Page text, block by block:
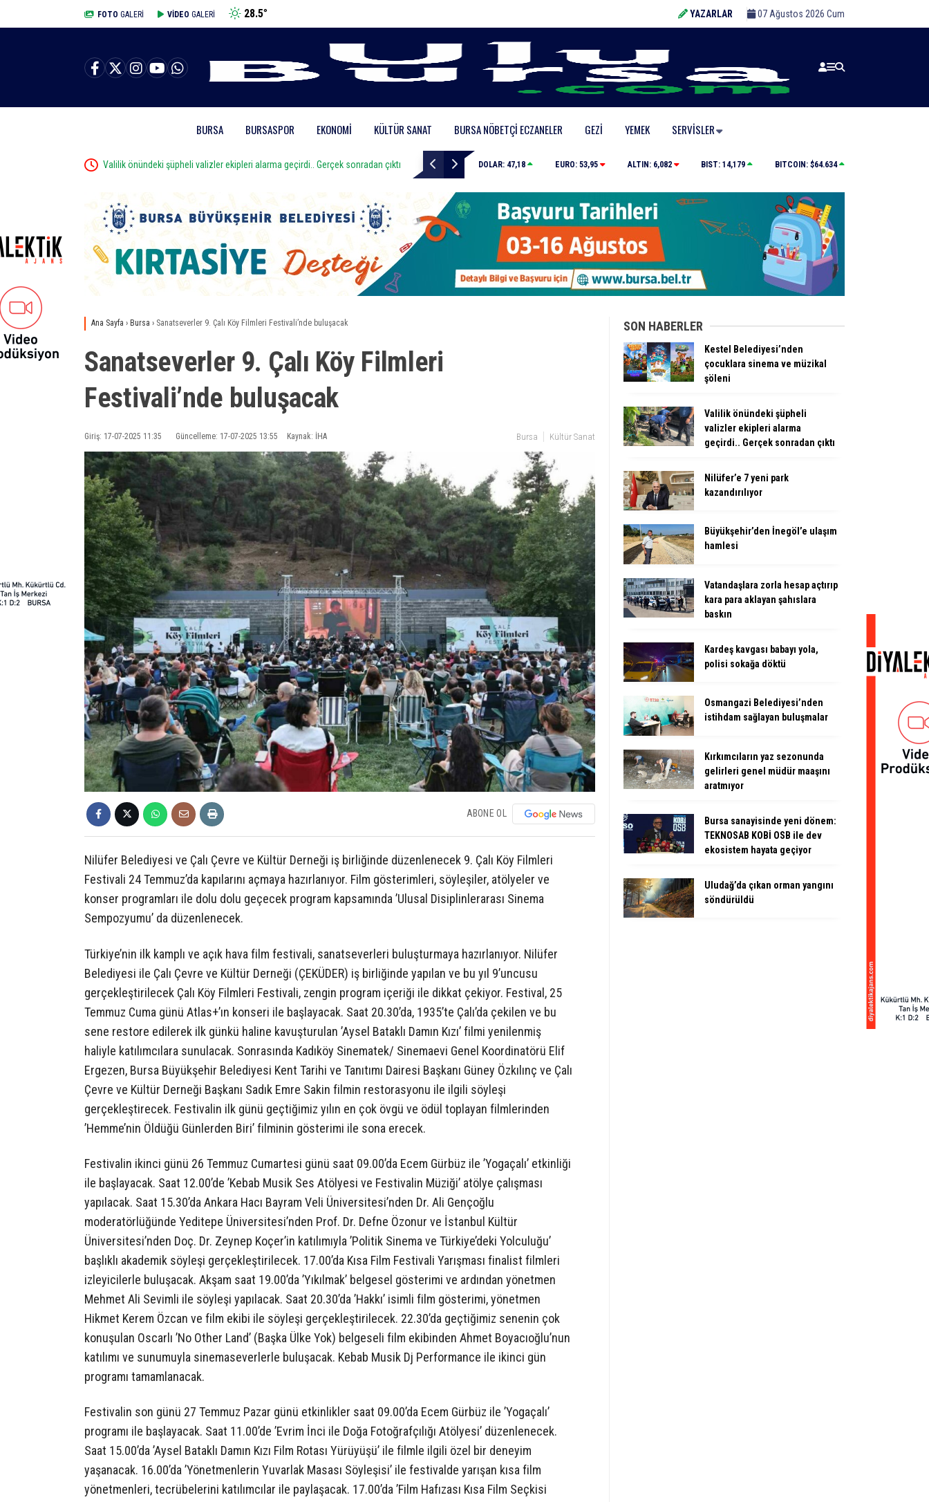
FOTO GALERİ VİDEO GALERİ 28.5° YAZARLAR 07 Ağustos 2026 Cum
BURSA BURSASPOR EKONOMI KÜLTÜR SANAT BURSA NÖBETÇI ECZANELER GEZI YEMEK SERVISLER
Valilik önündeki şüpheli valizler ekipleri alarma geçirdi.. Gerçek sonradan çıktı Nilüfer’e 7 yeni park kazandırılıyor Büyükşehir’den İnegöl’e ulaşım hamlesi
DOLAR: 47,18 EURO: 53,95 ALTIN: 6,082 BIST: 14,179 BITCOIN: $64.634
Ana Sayfa › Bursa › Sanatseverler 9. Çalı Köy Filmleri Festivali’nde buluşacak
Sanatseverler 9. Çalı Köy Filmleri
Festivali’nde buluşacak
Giriş: 17-07-2025 11:35 Güncelleme: 17-07-2025 13:55 Kaynak: İHA Bursa Kültür Sanat
ABONE OL
Nilüfer Belediyesi ve Çalı Çevre ve Kültür Derneği iş birliğinde düzenlenecek 9. Çalı Köy Filmleri
Festivali 24 Temmuz’da kapılarını açmaya hazırlanıyor. Film gösterimleri, söyleşiler, atölyeler ve
konser programları ile dolu dolu geçecek program kapsamında ’Ulusal Disiplinlerarası Sinema
Sempozyumu’ da düzenlenecek.
Türkiye’nin ilk kamplı ve açık hava film festivali, sanatseverleri buluşturmaya hazırlanıyor. Nilüfer
Belediyesi ile Çalı Çevre ve Kültür Derneği (ÇEKÜDER) iş birliğinde yapılan ve bu yıl 9’uncusu
gerçekleştirilecek Çalı Köy Filmleri Festivali, zengin program içeriği ile dikkat çekiyor. Festival, 25
Temmuz Cuma günü Atlas+’ın konseri ile başlayacak. Saat 20.30’da, 1935’te Çalı’da çekilen ve bu
sene restore edilerek ilk günkü haline kavuşturulan ’Aysel Bataklı Damın Kızı’ filmi yenilenmiş
haliyle katılımcılara sunulacak. Sonrasında Kadıköy Sinematek/ Sinemaevi Genel Koordinatörü Elif
Ergezen, Bursa Büyükşehir Belediyesi Kent Tarihi ve Tanıtımı Dairesi Başkanı Güney Özkılınç ve Çalı
Çevre ve Kültür Derneği Başkanı Sadık Emre Sakin filmin restorasyonu ile ilgili söyleşi
gerçekleştirecek. Festivalin ilk günü geçtiğimiz yılın en çok övgü ve ödül toplayan filmlerinden
’Hemme’nin Öldüğü Günlerden Biri’ filminin gösterimi ile sona erecek.
Festivalin ikinci günü 26 Temmuz Cumartesi günü saat 09.00’da Ecem Gürbüz ile ’Yogaçalı’ etkinliği
ile başlayacak. Saat 12.00’de ’Kebab Musik Ses Atölyesi ve Festivalin Müziği’ atölye çalışması
yapılacak. Saat 15.30’da Ankara Hacı Bayram Veli Üniversitesi’nden Dr. Ali Gençoğlu
moderatörlüğünde Yeditepe Üniversitesi’nden Prof. Dr. Defne Özonur ve İstanbul Kültür
Üniversitesi’nden Doç. Dr. Zeynep Koçer’in katılımıyla ’Politik Sinema ve Türkiye’deki Yolculuğu’
başlıklı akademik söyleşi gerçekleştirilecek. 17.00’da Kısa Film Festivali Yarışması finalist filmleri
izleyicilerle buluşacak. Akşam saat 19.00’da ’Yıkılmak’ belgesel gösterimi ve ardından yönetmen
Mehmet Ali Sevimli ile söyleşi yapılacak. Saat 20.30’da ’Hakkı’ isimli film gösterimi, yönetmen
Hikmet Kerem Özcan ve film ekibi ile söyleşi gerçekleştirilecek. 22.30’da geçtiğimiz senenin çok
konuşulan Oscarlı ’No Other Land’ (Başka Ülke Yok) belgeseli film ekibinden Ahmet Boyacıoğlu’nun
katılımı ve sunumuyla sinemaseverlerle buluşacak. Kebab Musik Dj Performance ile ikinci gün
programı tamamlanacak.
Festivalin son günü 27 Temmuz Pazar günü etkinlikler saat 09.00’da Ecem Gürbüz ile ’Yogaçalı’
programı ile başlayacak. Saat 11.00’de ’Evrim İnci ile Doğa Fotoğrafçılığı Atölyesi’ düzenlenecek.
Saat 15.00’da ’Aysel Bataklı Damın Kızı Film Rotası Yürüyüşü’ ile filmle ilgili özel bir deneyim
yaşanacak. 16.00’da ’Yönetmenlerin Yuvarlak Masası Söyleşisi’ ile festivalde yarışan kısa film
yönetmenleri, tecrübelerini katılımcılar ile paylaşacak. 17.00’da ’Film Hafızası Kısa Film Seçkisi
SON HABERLER
Kestel Belediyesi’nden
çocuklara sinema ve müzikal
şöleni
Valilik önündeki şüpheli
valizler ekipleri alarma
geçirdi.. Gerçek sonradan çıktı
Nilüfer’e 7 yeni park
kazandırılıyor
Büyükşehir’den İnegöl’e ulaşım
hamlesi
Vatandaşlara zorla hesap açtırıp
kara para aklayan şahıslara
baskın
Kardeş kavgası babayı yola,
polisi sokağa döktü
Osmangazi Belediyesi’nden
istihdam sağlayan buluşmalar
Kırkımcıların yaz sezonunda
gelirleri genel müdür maaşını
aratmıyor
Bursa sanayisinde yeni dönem:
TEKNOSAB KOBİ OSB ile dev
ekosistem hayata geçiyor
Uludağ’da çıkan orman yangını
söndürüldü